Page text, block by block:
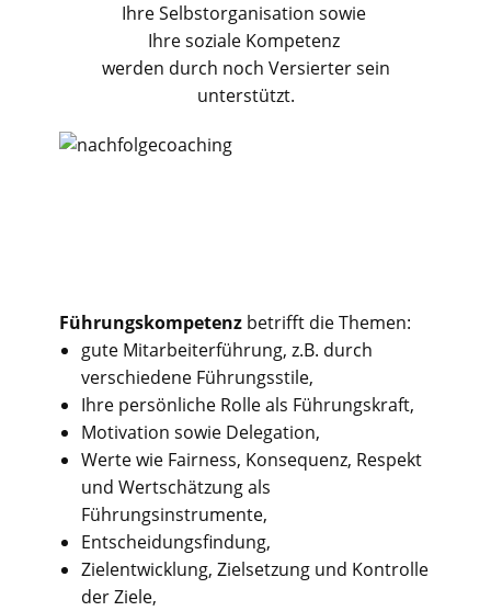
Ihre Selbstorganisation sowie
Ihre soziale Kompetenz
werden durch noch Versierter sein
unterstützt.
Führungskompetenz betrifft die Themen:
gute Mitarbeiterführung, z.B. durch
verschiedene Führungsstile,
Ihre persönliche Rolle als Führungskraft,
Motivation sowie Delegation,
Werte wie Fairness, Konsequenz, Respekt
und Wertschätzung als
Führungsinstrumente,
Entscheidungsfindung,
Zielentwicklung, Zielsetzung und Kontrolle
der Ziele,